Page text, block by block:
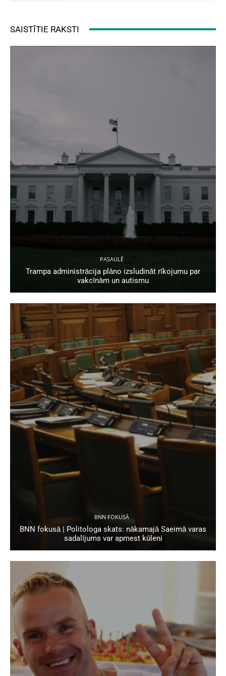
SAISTĪTIE RAKSTI
PASAULĒ
Trampa administrācija plāno izsludināt rīkojumu par
vakcīnām un autismu
BNN FOKUSĀ
BNN fokusā | Politologa skats: nākamajā Saeimā varas
sadalījums var apmest kūleni